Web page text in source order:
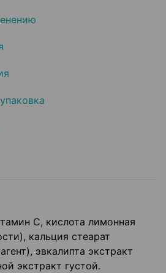
С, кислота лимонная
кальция стеарат
эвкалипта экстракт
экстракт густой.